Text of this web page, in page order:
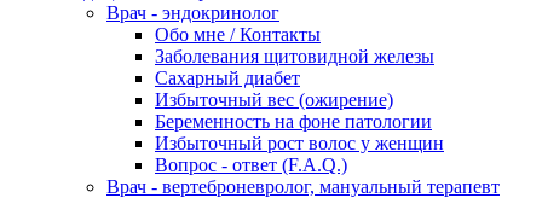
Врач - эндокринолог
Обо мне / Контакты
Заболевания щитовидной железы
Сахарный диабет
Избыточный вес (ожирение)
Беременность на фоне патологии
Избыточный рост волос у женщин
Вопрос - ответ (F.A.Q.)
Врач - вертеброневролог, мануальный терапевт